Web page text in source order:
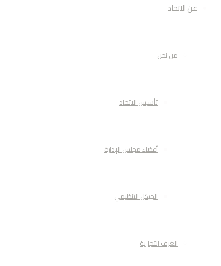
عن الاتحاد
من نحن
تأسيس الاتحاد
أعضاء مجلس الإدارة
الهيكل التنظيمي
الغرف التجارية